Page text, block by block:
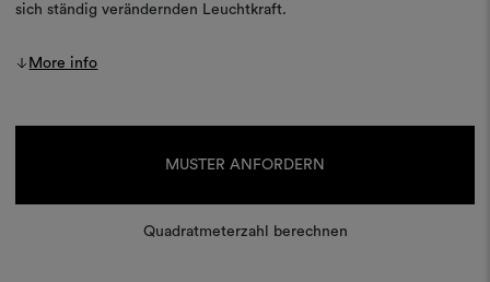
sich ständig verändernden Leuchtkraft.
More info
MUSTER ANFORDERN
Quadratmeterzahl berechnen